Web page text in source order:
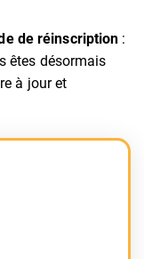
de réinscription :
êtes désormais
à jour et